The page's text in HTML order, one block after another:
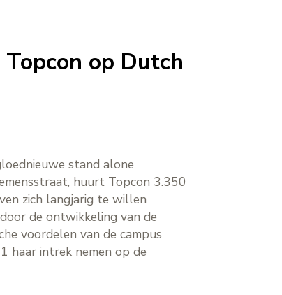
op Dutch
stand alone
huurt Topcon 3.350
zich langjarig te willen
de ontwikkeling van de
voordelen van de campus
haar intrek nemen op de